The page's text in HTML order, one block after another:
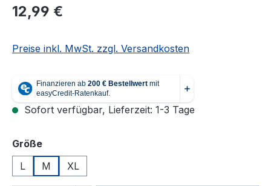
Regulärer Preis:
12,99 €
Preise inkl. MwSt. zzgl. Versandkosten
Sofort verfügbar, Lieferzeit: 1-3 Tage
Größeauswählen
L
M XL